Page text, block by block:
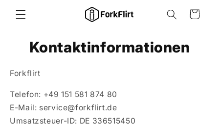
zum
Inhalt
Warenkorb
Kontaktinformationen
Forkflirt
Telefon: +49 151 581 874 80
E-Mail: service@forkflirt.de
Umsatzsteuer-ID: DE 336515450